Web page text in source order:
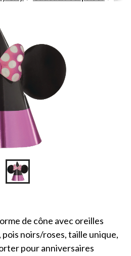
de cône avec oreilles
noirs/roses, taille unique,
pour anniversaires